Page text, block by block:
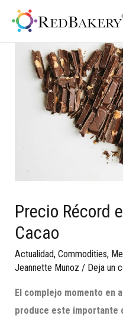
Precio Récord
Cacao
Actualidad,Commodities,
Jeannette Munoz / Deja un
El complejo momento en
produce este importante